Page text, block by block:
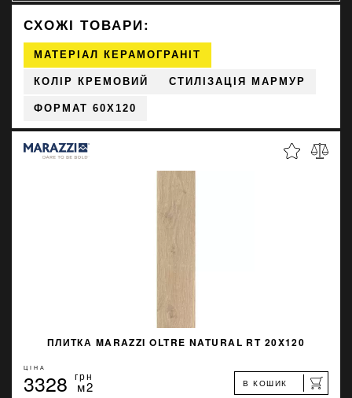
СХОЖІ ТОВАРИ:
МАТЕРІАЛ КЕРАМОГРАНІТ
КОЛІР КРЕМОВИЙ СТИЛІЗАЦІЯ МАРМУР
ФОРМАТ 60X120
ПЛИТКА MARAZZI OLTRE NATURAL RT 20X120
ЦІНА
3328 грн
м2 В КОШИК